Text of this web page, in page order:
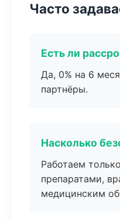
Часто
Есть ли
Да, 0% на 6
партнёры.
Насколько
Работаем
препаратами,
медицинским